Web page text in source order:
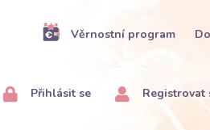
Věrnostní program
Přihlásit se Registrovat